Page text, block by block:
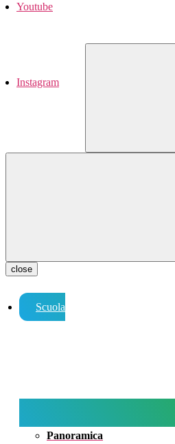
Youtube
Instagram
close
Scuola
Panoramica